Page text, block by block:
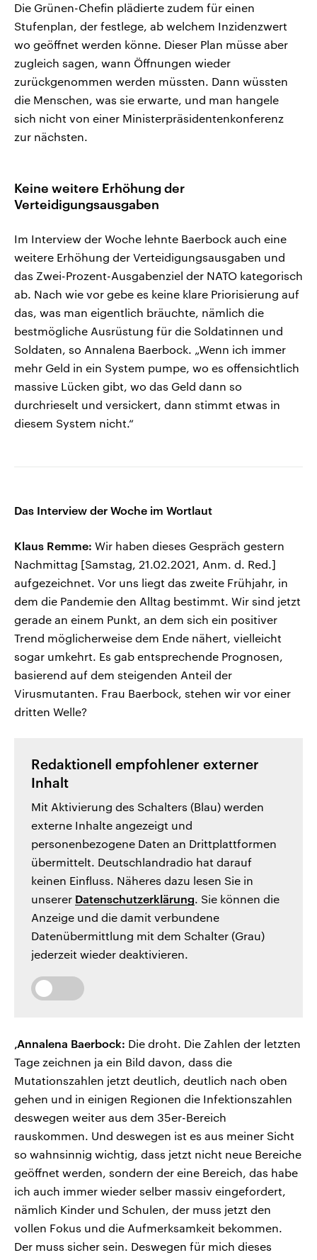
Die Grünen-Chefin plädierte zudem für einen
Stufenplan, der festlege, ab welchem Inzidenzwert
wo geöffnet werden könne. Dieser Plan müsse aber
zugleich sagen, wann Öffnungen wieder
zurückgenommen werden müssten. Dann wüssten
die Menschen, was sie erwarte, und man hangele
sich nicht von einer Ministerpräsidentenkonferenz
zur nächsten.
Keine weitere Erhöhung der
Verteidigungsausgaben
Im Interview der Woche lehnte Baerbock auch eine
weitere Erhöhung der Verteidigungsausgaben und
das Zwei-Prozent-Ausgabenziel der NATO kategorisch
ab. Nach wie vor gebe es keine klare Priorisierung auf
das, was man eigentlich bräuchte, nämlich die
bestmögliche Ausrüstung für die Soldatinnen und
Soldaten, so Annalena Baerbock. „Wenn ich immer
mehr Geld in ein System pumpe, wo es offensichtlich
massive Lücken gibt, wo das Geld dann so
durchrieselt und versickert, dann stimmt etwas in
diesem System nicht.“
Das Interview der Woche im Wortlaut
Klaus Remme: Wir haben dieses Gespräch gestern
Nachmittag [Samstag, 21.02.2021, Anm. d. Red.]
aufgezeichnet. Vor uns liegt das zweite Frühjahr, in
dem die Pandemie den Alltag bestimmt. Wir sind jetzt
gerade an einem Punkt, an dem sich ein positiver
Trend möglicherweise dem Ende nähert, vielleicht
sogar umkehrt. Es gab entsprechende Prognosen,
basierend auf dem steigenden Anteil der
Virusmutanten. Frau Baerbock, stehen wir vor einer
dritten Welle?
Redaktionell empfohlener externer
Inhalt
Mit Aktivierung des Schalters (Blau) werden
externe Inhalte angezeigt und
personenbezogene Daten an Drittplattformen
übermittelt. Deutschlandradio hat darauf
keinen Einfluss. Näheres dazu lesen Sie in
unserer Datenschutzerklärung. Sie können die
Anzeige und die damit verbundene
Datenübermittlung mit dem Schalter (Grau)
jederzeit wieder deaktivieren.
‚Annalena Baerbock: Die droht. Die Zahlen der letzten
Tage zeichnen ja ein Bild davon, dass die
Mutationszahlen jetzt deutlich, deutlich nach oben
gehen und in einigen Regionen die Infektionszahlen
deswegen weiter aus dem 35er-Bereich
rauskommen. Und deswegen ist es aus meiner Sicht
so wahnsinnig wichtig, dass jetzt nicht neue Bereiche
geöffnet werden, sondern der eine Bereich, das habe
ich auch immer wieder selber massiv eingefordert,
nämlich Kinder und Schulen, der muss jetzt den
vollen Fokus und die Aufmerksamkeit bekommen.
Der muss sicher sein. Deswegen für mich dieses